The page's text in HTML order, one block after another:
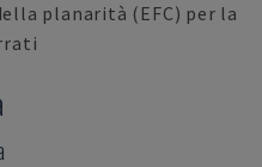
planarità (EFC) per la